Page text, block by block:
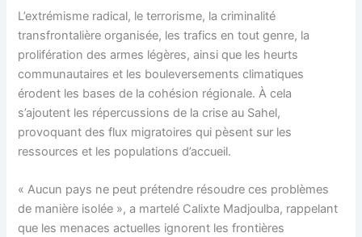
L’extrémisme radical, le terrorisme, la criminalité
transfrontalière organisée, les trafics en tout genre, la
prolifération des armes légères, ainsi que les heurts
communautaires et les bouleversements climatiques
érodent les bases de la cohésion régionale. À cela
s’ajoutent les répercussions de la crise au Sahel,
provoquant des flux migratoires qui pèsent sur les
ressources et les populations d’accueil.
« Aucun pays ne peut prétendre résoudre ces problèmes
de manière isolée », a martelé Calixte Madjoulba, rappelant
que les menaces actuelles ignorent les frontières